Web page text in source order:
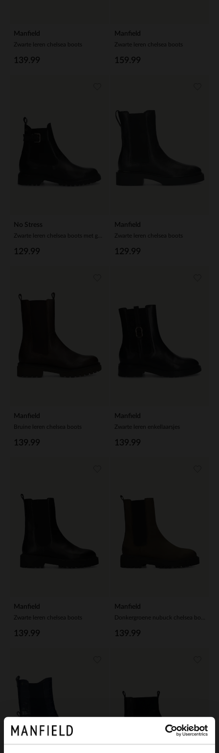
Manfield
Zwarte leren chelsea boots
139.99
Manfield
Zwarte leren chelsea boots
159.99
No Stress
129.99
Manfield
Zwarte leren chelsea boots
129.99
Manfield
Bruine leren chelsea boots
139.99
Manfield
Zwarte leren enkellaarsjes
139.99
Manfield
Zwarte leren chelsea boots
139.99
Manfield
139.99